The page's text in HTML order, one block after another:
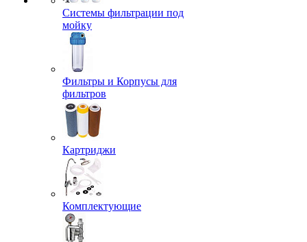
Системы фильтрации под
мойку
Фильтры и Корпусы для
фильтров
Картриджи
Комплектующие